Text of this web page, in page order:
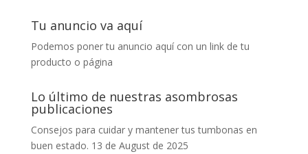
Tu anuncio va aquí
Podemos poner tu anuncio aquí con un link de tu
producto o página
Lo último de nuestras asombrosas
publicaciones
Consejos para cuidar y mantener tus tumbonas en
buen estado. 13 de August de 2025